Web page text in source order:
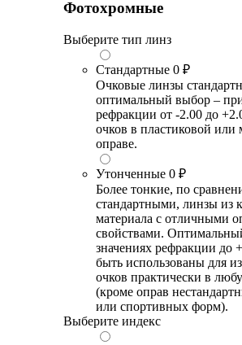
Фотохромные
Выберите тип линз
Стандартные 0 ₽
Очковые линзы
оптимальный выбор –
рефракции от -2.00 до
очков в пластиковой или
оправе.
Утонченные 0 ₽
Более тонкие, по
стандартными, линзы из
материала с отличными
свойствами.
значениях рефракции до
быть использованы для
очков практически в
(кроме оправ
или спортивных форм).
Выберите индекс